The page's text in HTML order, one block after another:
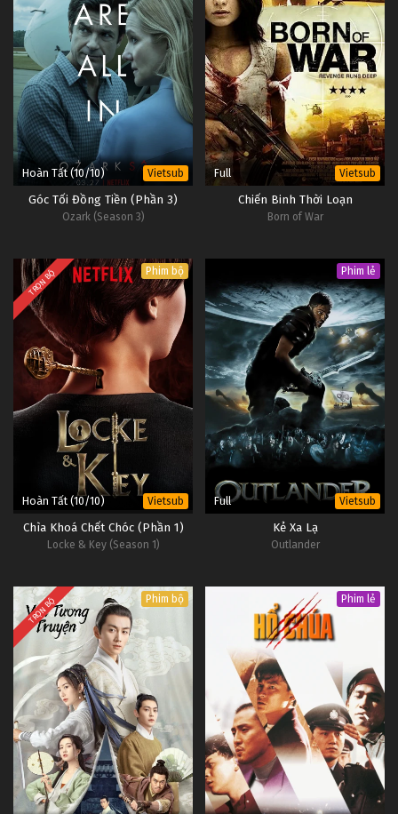
Hoàn Tất (10/10) Vietsub
Góc Tối Đồng Tiền (Phần 3)
Ozark (Season 3)
Full Vietsub
Chiến Binh Thời Loạn
Born of War
TRỌN BỘ Phim bộ
Hoàn Tất (10/10) Vietsub
Chìa Khoá Chết Chóc (Phần 1)
Locke & Key (Season 1)
Phim lẻ
Full Vietsub
Kẻ Xa Lạ
Outlander
TRỌN BỘ Phim bộ Phim lẻ